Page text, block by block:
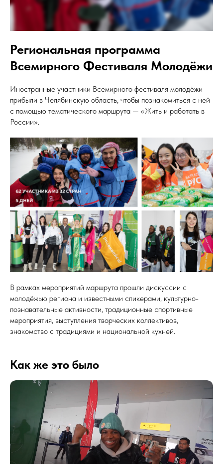
Региональная программа
Всемирного Фестиваля Молодёжи
Иностранные участники Всемирного фестиваля молодёжи
прибыли в Челябинскую область, чтобы познакомиться с ней
с помощью тематического маршрута — «Жить и работать в
России».
В рамках мероприятий маршрута прошли дискуссии с
молодёжью региона и известными спикерами, культурно-
познавательные активности, традиционные спортивные
мероприятия, выступления творческих коллективов,
знакомство с традициями и национальной кухней.
Как же это было